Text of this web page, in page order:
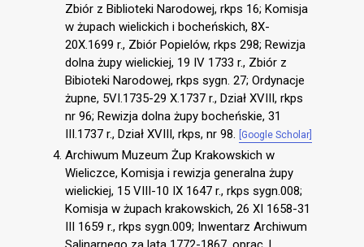
Zbiór z Biblioteki Narodowej, rkps 16; Komisja
w żupach wielickich i bocheńskich, 8X-
20X.1699 r., Zbiór Popielów, rkps 298; Rewizja
dolna żupy wielickiej, 19 IV 1733 r., Zbiór z
Bibioteki Narodowej, rkps sygn. 27; Ordynacje
żupne, 5VI.1735-29 X.1737 r., Dział XVIII, rkps
nr 96; Rewizja dolna żupy bocheńskie, 31
III.1737 r., Dział XVIII, rkps, nr 98.
[Google Scholar]
Archiwum Muzeum Żup Krakowskich w
Wieliczce, Komisja i rewizja generalna żupy
wielickiej, 15 VIII-10 IX 1647 r., rkps sygn.008;
Komisja w żupach krakowskich, 26 XI 1658-31
III 1659 r., rkps sygn.009; Inwentarz Archiwum